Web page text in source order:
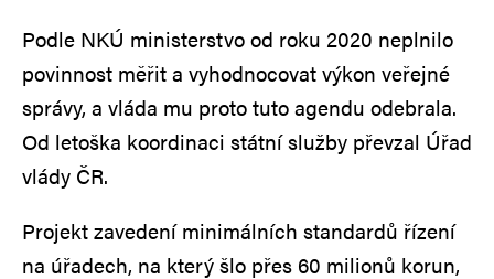
Podle NKÚ ministerstvo od roku 2020 neplnilo
povinnost měřit a vyhodnocovat výkon veřejné
správy, a vláda mu proto tuto agendu odebrala.
Od letoška koordinaci státní služby převzal Úřad
vlády ČR.
Projekt zavedení minimálních standardů řízení
na úřadech, na který šlo přes 60 milionů korun,